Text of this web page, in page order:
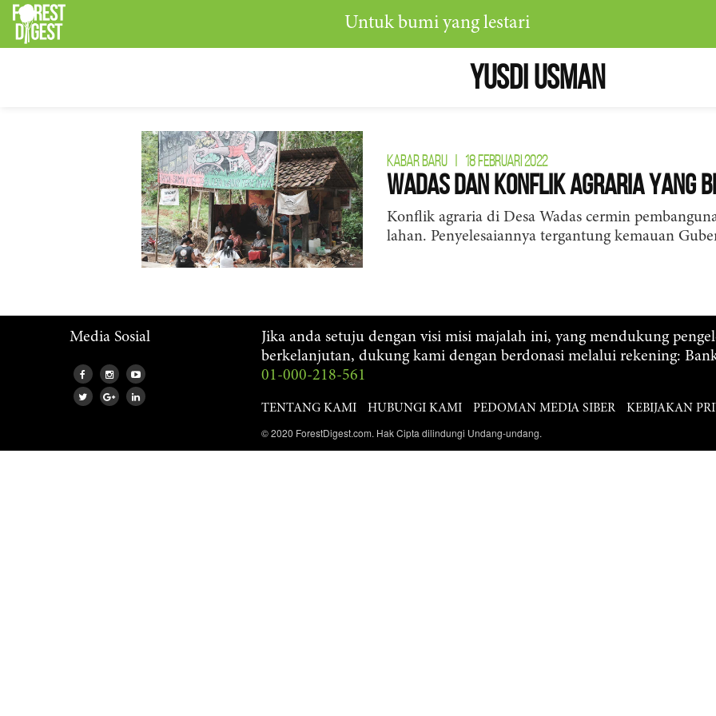
Untuk bumi yang lestari
Yusdi Usman
KABAR BARU 18 FEBRUARI 2022
Wadas dan Konflik Agraria yang
Konflik agraria di Desa Wadas cermin
lahan. Penyelesaiannya tergantung kemauan
Media Sosial
Jika anda setuju dengan visi misi majalah ini, yang mendukung
berkelanjutan, dukung kami dengan berdonasi melalui rekening:
01-000-218-561
TENTANG KAMI HUBUNGI KAMI PEDOMAN MEDIA SIBER KEBIJAKAN
© 2020 ForestDigest.com. Hak Cipta dilindungi Undang-undang.